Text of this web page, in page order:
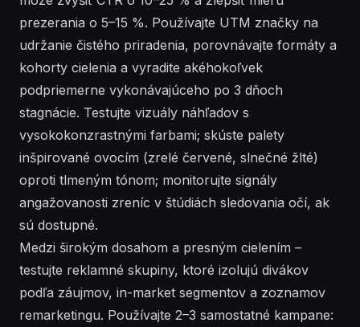
prezerania o 5–15 %. Používajte UTM značky na
udržanie čistého priradenia, porovnávajte formáty a
kohorty cielenia a vyradite akéhokoľvek
podpriemerne vykonávajúceho po 3 dňoch
stagnácie. Testujte vizuály náhľadov s
vysokokonzrastnými farbami; skúste palety
inšpirované ovocím (zrelé červené, slnečné žlté)
oproti tlmeným tónom; monitorujte signály
angažovanosti zreníc v štúdiách sledovania očí, ak
sú dostupné.
Medzi širokým dosahom a presným cielením –
testujte reklamné skupiny, ktoré izolujú divákov
podľa záujmov, in-market segmentov a zoznamov
remarketingu. Používajte 2–3 samostatné kampane: